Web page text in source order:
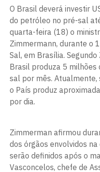
O Brasil deverá investir
do petróleo no pré-sal
quarta-feira (18) o
Zimmermann, durante o
Sal, em Brasília.
Brasil produza 5
sal por mês. Atualmente,
o País produz
por dia.
Zimmerman afirmou
dos órgãos envolvidos
serão definidos após o
Vasconcelos, chefe de